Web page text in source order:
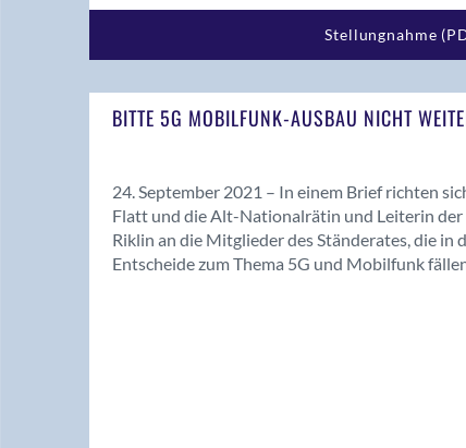
Stellungnahme
BITTE 5G MOBILFUNK-AUSBAU NICHT
24. September 2021 – In einem Brief richten
Flatt und die Alt-Nationalrätin und Leiterin
Riklin an die Mitglieder des Ständerates, die in
Entscheide zum Thema 5G und Mobilfunk